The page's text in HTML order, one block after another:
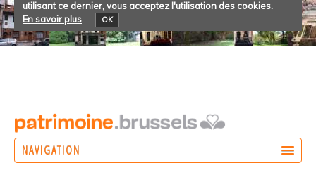
utilisant ce dernier, vous acceptez l'utilisation des cookies.
En savoir plus
OK
NAVIGATION